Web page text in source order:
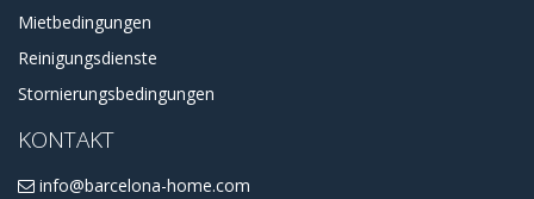
Mietbedingungen
Reinigungsdienste
Stornierungsbedingungen
KONTAKT
info@barcelona-home.com